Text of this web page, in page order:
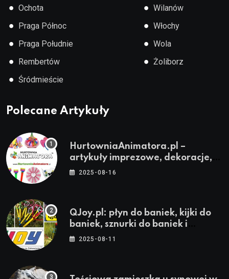
● Ochota
● Praga Północ
● Praga Południe
● Rembertów
● Śródmieście
● Wilanów
● Włochy
● Wola
● Żoliborz
Polecane Artykuły
HurtowniaAnimatora.pl –
artykuły imprezowe, dekoracje,
stroje i akcesoria dla animatorów
2025-08-16
QJoy.pl: płyn do baniek, kijki do
baniek, sznurki do baniek i
zestawy do baniek
2025-08-11